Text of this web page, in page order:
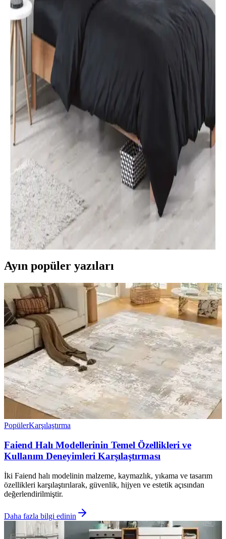
%100 pamuklu Kuromi nevresim takımı, genç ve dinamik
tasarımıyla rahatlık ve şıklığı bir arada sunar. Yüksek kalite malzeme
ve pratik kullanım özellikleriyle ideal yatak odası seçeneği.
Karaca Home Nevresim Takımları Karşılaştırması:
Malzeme, Tasarım ve Kullanıcı Yorumları
İki farklı Karaca Home nevresim takımı detaylı karşılaştırmasıyla
malzeme, tasarım ve kullanıcı yorumlarını keşfedin. Konfor ve
estetik açısından önemli bilgiler içerir.
Özdilek Tek Kişilik Nevresim Takımları: Konfor ve
Şıklık Sunan Seçenekler
Özdilek'in çeşitli tasarımlarıyla, konfor ve şıklığı bir arada sunan tek
kişilik nevresim takımları, kaliteli kumaşlar ve uygun fiyat
seçenekleriyle odanızı yenilemenize yardımcı olur.
Modern Yatak Odası Dekorasyonunda Siyah Tek
Kişilik Nevresim Takımı Seçenekleri ve İpuçları
Modern yatak odalarında siyah tek kişilik nevresim takımları, şıklık
ve fonksiyonelliği bir arada sunar. Kaliteli malzeme ve doğru bakım
ile uzun ömür sağlar, dekorasyona şıklık katar.
Ayın popüler yazıları
PopülerKarşılaştırma
Faiend Halı Modellerinin Temel Özellikleri ve
Kullanım Deneyimleri Karşılaştırması
İki Faiend halı modelinin malzeme, kaymazlık, yıkama ve tasarım
özellikleri karşılaştırılarak, güvenlik, hijyen ve estetik açısından
değerlendirilmiştir.
Daha fazla bilgi edinin